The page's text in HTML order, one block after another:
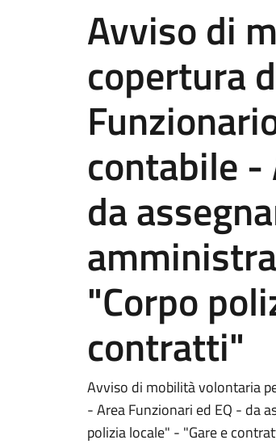
Avviso di
copertura
contabile -
da
"Corpo
contratti"
Avviso di mobilità volontaria
- Area Funzionari ed EQ - da
polizia locale" - "Gare e